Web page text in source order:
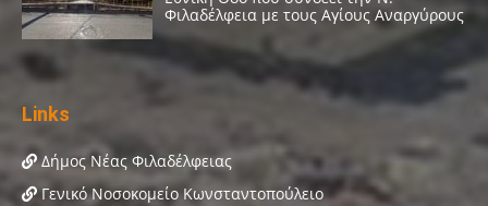
Links
Δήμος Νέας Φιλαδέλφειας
Γενικό Νοσοκομείο Κωνσταντοπούλειο